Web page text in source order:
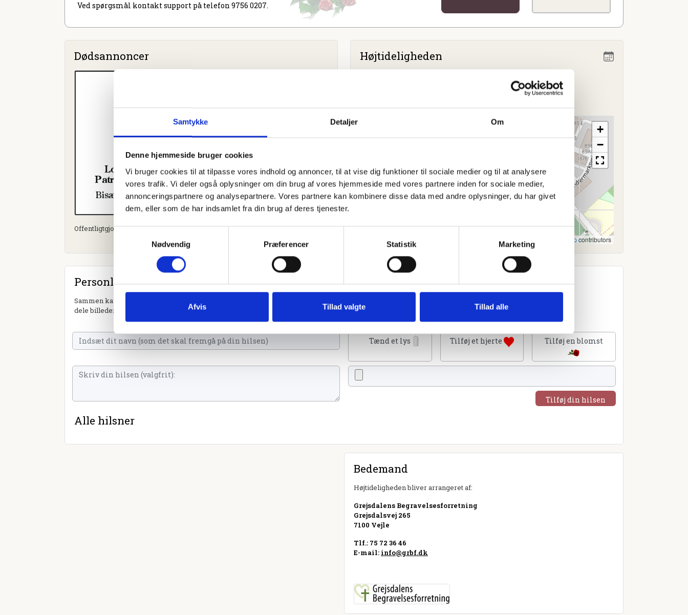
Samtykke Detaljer Om
Denne hjemmeside bruger cookies
Vi bruger cookies til at tilpasse vores indhold og annoncer, til at vise dig funktioner til sociale medier og til at analysere
vores trafik. Vi deler også oplysninger om din brug af vores hjemmeside med vores partnere inden for sociale medier,
annonceringspartnere og analysepartnere. Vores partnere kan kombinere disse data med andre oplysninger, du har givet
dem, eller som de har indsamlet fra din brug af deres tjenester.
Samtykkevalg
Nødvendig
Præferencer Statistik Marketing
Afvis Tillad valgte Tillad alle
Ved spørgsmål kontakt support på telefon 9756 0207.
Dødsannoncer
Offentligtgjort i Fredericia/Vejle Amts/Horsens Folkeblad d. 23. august 2023
Højtideligheden
+
−
Leaflet | OpenStreetMapcontributors
Personlig hilsen
Sammen kan vi mindes Frede Djurhuus Hansen. Du kan tænde et lys, skrive et mindeord,
dele billeder og video eller blot sende et hjerte eller en rose
Tænd et lys Tilføj et hjerte Tilføj en blomst
Tilføj din hilsen
Alle hilsner
Bedemand
Højtideligheden bliver arrangeret af:
Grejsdalens Begravelsesforretning
Grejsdalsvej 265
7100 Vejle
Tlf.: 75 72 36 46
E-mail: info@grbf.dk